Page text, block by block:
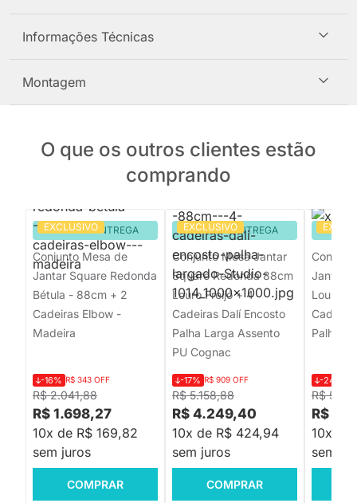
Informações Técnicas
Montagem
O que os outros clientes estão
comprando
EXCLUSIVO
PRONTA ENTREGA
Conjunto Mesa de
Jantar Square Redonda
Bétula - 88cm + 2
Cadeiras Elbow -
Madeira
R$ 2.041,88
-16% R$ 343 OFF
R$ 1.698,27
10x de R$ 169,82
sem juros
COMPRAR
EXCLUSIVO
PRONTA ENTREGA
Conjunto Mesa Jantar
Square Redonda 88cm
Louro Freijó + 4
Cadeiras Dalí Encosto
Palha Larga Assento
PU Cognac
R$ 5.158,88
-17% R$ 909 OFF
R$ 4.249,40
10x de R$ 424,94
sem juros
COMPRAR
Jantar
Louro
Palha
R$
-24%
R$
10x de
sem